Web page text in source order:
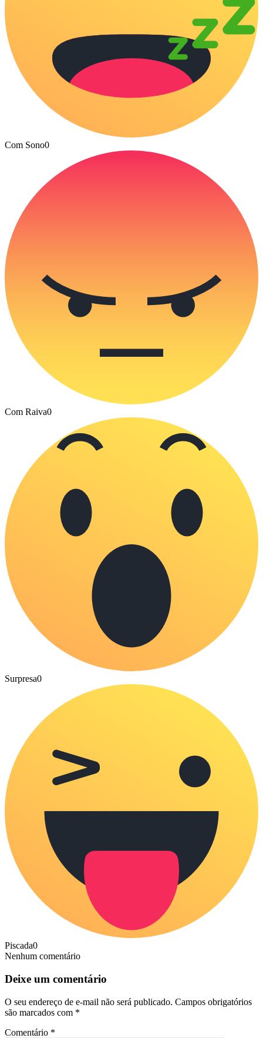
Com Sono0
Com Raiva0
Surpresa0
Piscada0
Nenhum comentário
Deixe um comentário
O seu endereço de e-mail não será publicado. Campos obrigatórios
são marcados com *
Comentário *